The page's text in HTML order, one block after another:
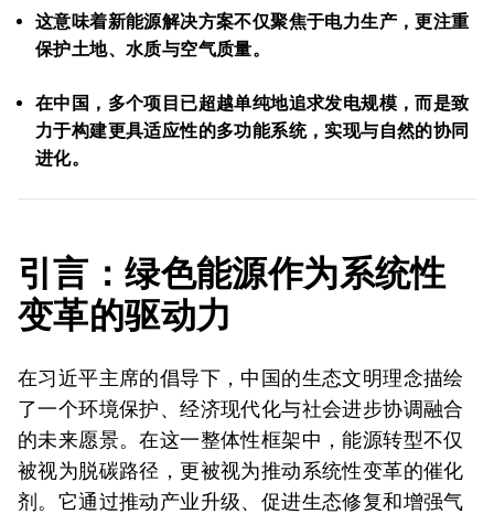
这意味着新能源解决方案不仅聚焦于电力生产，更注重
保护土地、水质与空气质量。
在中国，多个项目已超越单纯地追求发电规模，而是致
力于构建更具适应性的多功能系统，实现与自然的协同
进化。
引言：绿色能源作为系统性
变革的驱动力
在习近平主席的倡导下，中国的生态文明理念描绘
了一个环境保护、经济现代化与社会进步协调融合
的未来愿景。在这一整体性框架中，能源转型不仅
被视为脱碳路径，更被视为推动系统性变革的催化
剂。它通过推动产业升级、促进生态修复和增强气